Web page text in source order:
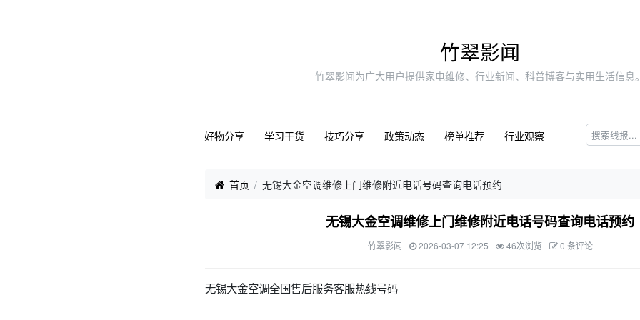
竹翠影闻
竹翠影闻为广大用户提供家电维修、行业新闻、科普博客与实用生活信息
好物分享 学习干货 技巧分享 政策动态 榜单推荐 行业观察
首页 无锡大金空调维修上门维修附近电话号码查询电话预约
无锡大金空调维修上门维修附近电话号码查询电话预约
竹翠影闻 2026-03-07 12:25 46次浏览 0 条评论
无锡大金空调全国售后服务客服热线号码